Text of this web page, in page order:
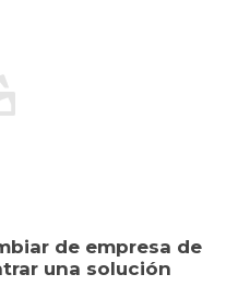
de empresa de
una solución